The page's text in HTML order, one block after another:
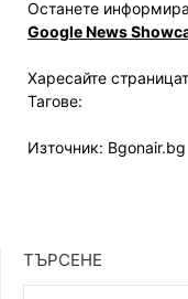
Останете
Google News
Харесайте
Тагове:
Източник: Bgonair.bg
ТЪРСЕНЕ